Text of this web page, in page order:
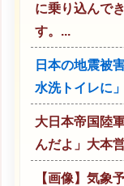
に乗り込んで
す。...
日本の地震被
水洗トイレに
大日本帝国陸
んだよ」大本
【画像】気象